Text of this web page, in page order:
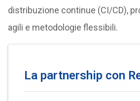
distribuzione continue (CI/CD),
agili e metodologie flessibili.
La partnership con